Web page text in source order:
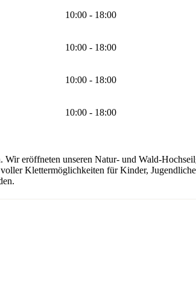
10:00 - 18:00
10:00 - 18:00
10:00 - 18:00
10:00 - 18:00
Wir eröffneten unseren Natur- und Wald-
Klettermöglichkeiten für Kinder,